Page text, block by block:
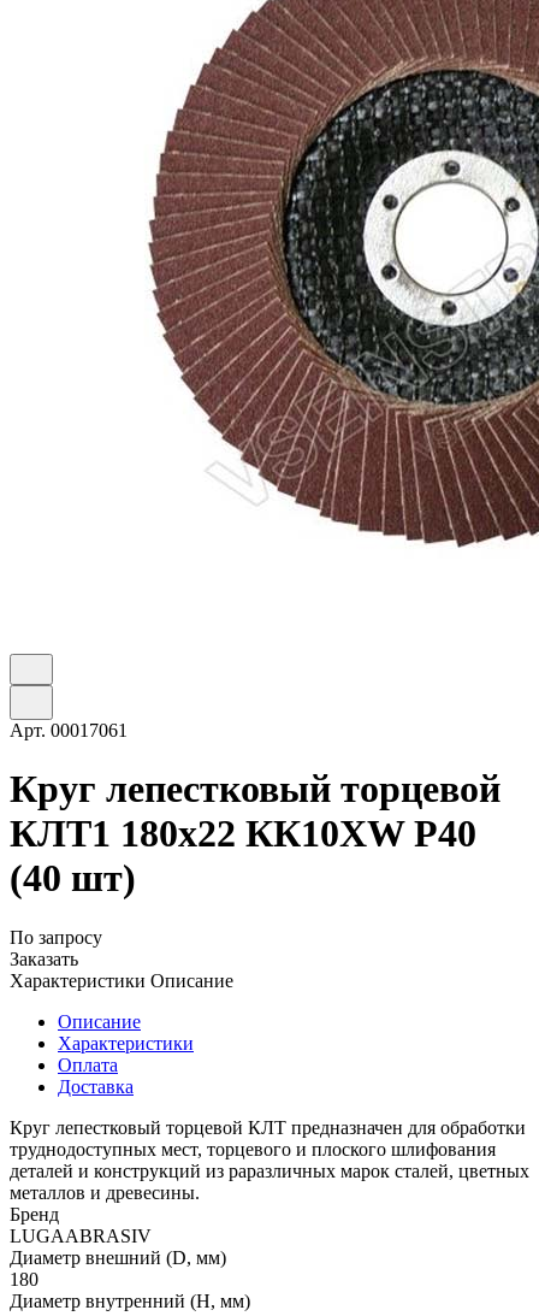
Арт. 00017061
Круг лепестковый торцевой
КЛТ1 180х22 КК10XW P40
(40 шт)
По запросу
Заказать
Характеристики Описание
Описание
Характеристики
Оплата
Доставка
Круг лепестковый торцевой КЛТ предназначен для обработки
труднодоступных мест, торцевого и плоского шлифования
деталей и конструкций из раразличных марок сталей, цветных
металлов и древесины.
Бренд
LUGAABRASIV
Диаметр внешний (D, мм)
180
Диаметр внутренний (H, мм)